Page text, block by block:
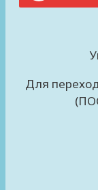
Для